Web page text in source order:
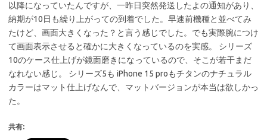
以降になっていたんですが、一昨日突然発送したよの通知があり、
納期が10日も繰り上がっての到着でした。早速前機種と並べてみ
たけど、画面大きくなった？と言う感じでした。でも実際腕につけ
て画面表示させると確かに大きくなっているのを実感。 シリーズ
10のケース仕上げが鏡面磨きになっているので、そこが若干まだ
なれない感じ。 シリーズ5も iPhone 15 proもチタンのナチュラル
カラーはマット仕上げなんで、マットバージョンが本当は欲しかっ
た。
共有: